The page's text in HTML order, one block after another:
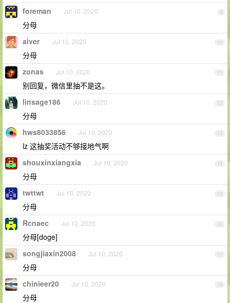
9
foreman Jul 10, 2020
分母
10
aiver Jul 10, 2020
分母
11
zonas Jul 10, 2020
别回复，微信里抽不是这。
12
linsage186 Jul 10, 2020
分母
13
hws8033856 Jul 10, 2020
lz 这抽奖活动不够接地气啊
14
shouxinxiangxia Jul 10, 2020
分母
15
twttwt Jul 10, 2020
分母
16
Rcnaec Jul 10, 2020
分母[doge]
17
songjiaxin2008 Jul 10, 2020
分母
18
chinieer20 Jul 10, 2020
分母